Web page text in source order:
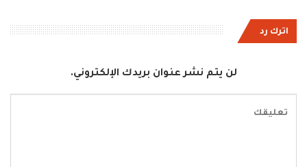
اترك رد
لن يتم نشر عنوان بريدك الإلكتروني.